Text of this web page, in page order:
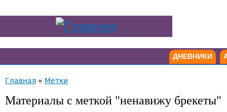
ДНЕВНИКИ
Главная » Метки
Материалы с меткой "ненавижу брекеты"